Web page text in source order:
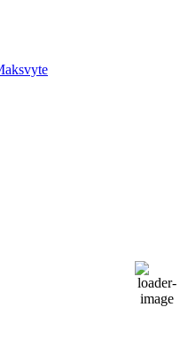
68 %